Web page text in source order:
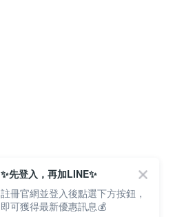
✨先登入，再加LINE✨
註冊官網並登入後點選下方按鈕，
即可獲得最新優惠訊息💰